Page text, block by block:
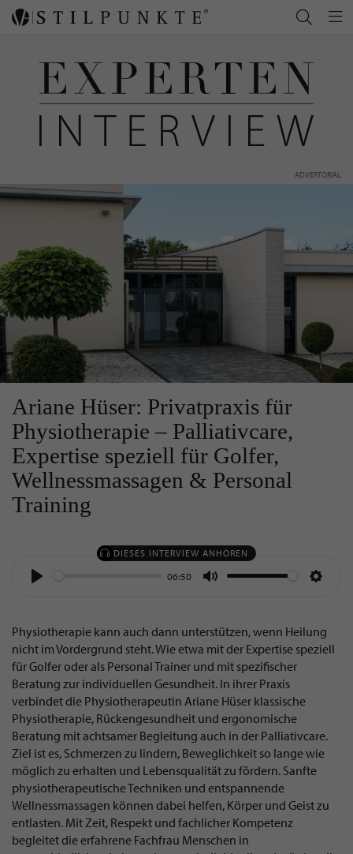
ADVERTORIAL
Ariane Hüser: Privatpraxis für
Physiotherapie – Palliativcare,
Expertise speziell für Golfer,
Wellnessmassagen & Personal
Training
DIESES INTERVIEW ANHÖREN
06:50
Physiotherapie kann auch dann unterstützen, wenn Heilung
nicht im Vordergrund steht. Wie etwa mit der Expertise speziell
für Golfer oder als Personal Trainer und mit spezifischer
Beratung zur individuellen Gesundheit. In ihrer Praxis
verbindet die Physiotherapeutin Ariane Hüser klassische
Physiotherapie, Rückengesundheit und ergonomische
Beratung mit achtsamer Begleitung auch in der Palliativcare.
Ziel ist es, Schmerzen zu lindern, Beweglichkeit so lange wie
möglich zu erhalten und Lebensqualität zu fördern. Sanfte
physiotherapeutische Techniken und entspannende
Wellnessmassagen können dabei helfen, Körper und Geist zu
entlasten. Mit Zeit, Respekt und fachlicher Kompetenz
begleitet die erfahrene Fachfrau Menschen in